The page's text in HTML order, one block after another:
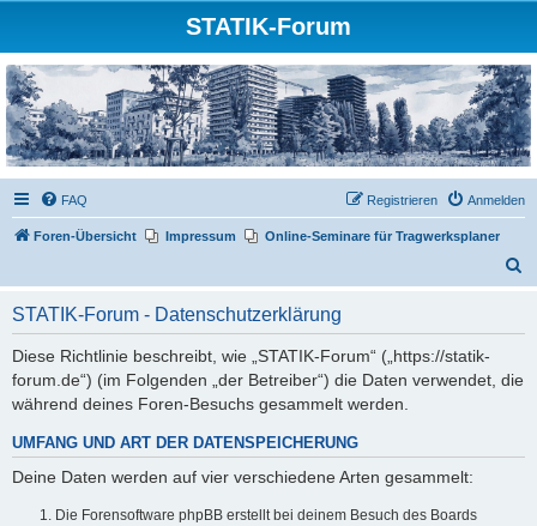
STATIK-Forum
FAQ Anmelden
Registrieren
Foren-Übersicht Impressum
Online-Seminare für Tragwerksplaner
STATIK-Forum - Datenschutzerklärung
Diese Richtlinie beschreibt, wie „STATIK-Forum“ („https://statik-
forum.de“) (im Folgenden „der Betreiber“) die Daten verwendet, die
während deines Foren-Besuchs gesammelt werden.
UMFANG UND ART DER DATENSPEICHERUNG
Deine Daten werden auf vier verschiedene Arten gesammelt:
Die Forensoftware phpBB erstellt bei deinem Besuch des Boards